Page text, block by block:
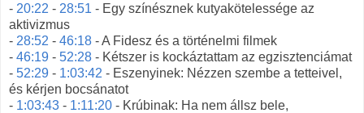
- 20:22 - 28:51 - Egy színésznek kutyakötelessége az
aktivizmus
- 28:52 - 46:18 - A Fidesz és a történelmi filmek
- 46:19 - 52:28 - Kétszer is kockáztattam az egzisztenciámat
- 52:29 - 1:03:42 - Eszenyinek: Nézzen szembe a tetteivel,
és kérjen bocsánatot
- 1:03:43 - 1:11:20 - Krúbinak: Ha nem állsz bele,